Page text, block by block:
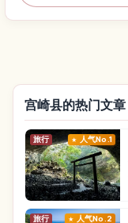
宫崎县的热门文章
旅行 人气No.1
旅行 人气No.2